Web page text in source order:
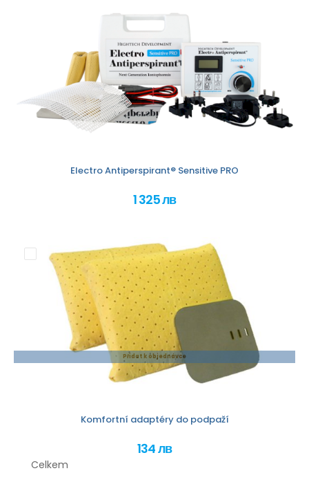
Electro Antiperspirant® Sensitive PRO
1 325 лв
Přidat k objednávce
Komfortní adaptéry do podpaží
134 лв
Celkem